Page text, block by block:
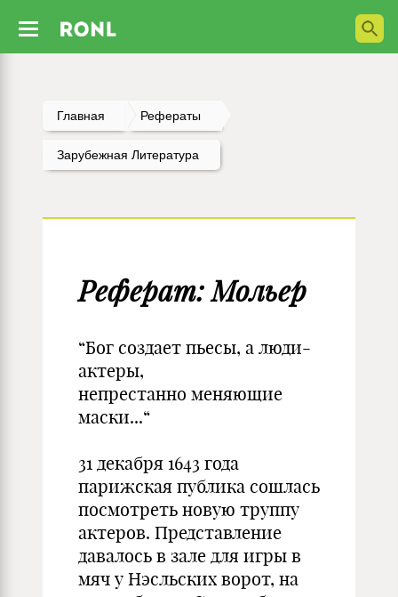
Главная Рефераты
Зарубежная Литература
Реферат: Мольер
“Бог создает пьесы, а люди-
актеры,
непрестанно меняющие
маски...“
31 декабря 1643 года
парижская публика сошлась
посмотреть новую труппу
актеров. Представление
давалось в зале для игры в
мяч у Нэсльских ворот, на